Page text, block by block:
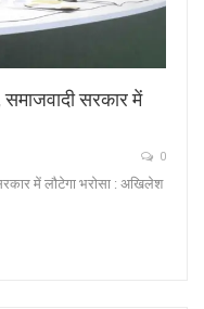
समाजवादी सरकार में
0
में लौटेगा भरोसा : अखिलेश